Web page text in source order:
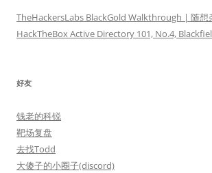
TheHackersLabs BlackGold Walkthrough | 随想
HackTheBox Active Directory 101, No.4,
好友
钱老的科锐
靶场复盘
去找Todd
大傻子的小圈子(discord)